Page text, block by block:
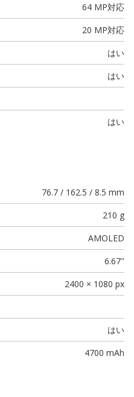
64 MP対応
20 MP対応
はい
はい
はい
76.7 / 162.5 / 8.5 mm
210 g
AMOLED
6.67"
2400 × 1080 px
はい
4700 mAh